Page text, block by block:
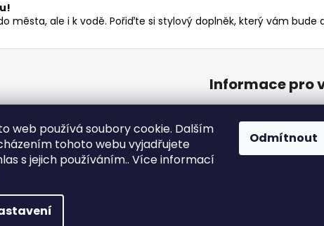
web používá soubory cookie. Dalším
tohoto webu vyjadřujete
s jejich používáním.. Více informací
Odmítnout
města, ale i k vodě. Pořiďte si stylový doplněk, který vám bude
Informace pro
Obchodní podmínky
Podmínky ochrany
vyhrazena.